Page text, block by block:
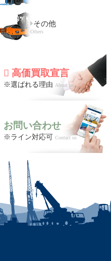
その他
Others
高価買取宣言
※選ばれる理由 About us
お問い合わせ
※ライン対応可 Contact us